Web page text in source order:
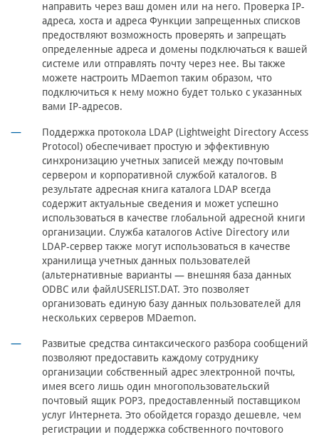
направить через ваш домен или на него. Проверка IP-
адреса, хоста и адреса Функции запрещенных списков
предоствляют возможность проверять и запрещать
определенные адреса и домены подключаться к вашей
системе или отправлять почту через нее. Вы также
можете настроить MDaemon таким образом, что
подключиться к нему можно будет только с указанных
вами IP-адресов.
Поддержка протокола LDAP (Lightweight Directory Access
Protocol) обеспечивает простую и эффективную
синхронизацию учетных записей между почтовым
сервером и корпоративной службой каталогов. В
результате адресная книга каталога LDAP всегда
содержит актуальные сведения и может успешно
использоваться в качестве глобальной адресной книги
организации. Служба каталогов Active Directory или
LDAP-сервер также могут использоваться в качестве
хранилища учетных данных пользователей
(альтернативные варианты — внешняя база данных
ODBC или файлUSERLIST.DAT. Это позволяет
организовать единую базу данных пользователей для
нескольких серверов MDaemon.
Развитые средства синтаксического разбора сообщений
позволяют предоставить каждому сотруднику
организации собственный адрес электронной почты,
имея всего лишь один многопользовательский
почтовый ящик POP3, предоставленный поставщиком
услуг Интернета. Это обойдется гораздо дешевле, чем
регистрации и поддержка собственного почтового